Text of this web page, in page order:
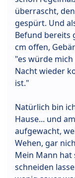
überrascht,
gespürt. Und
Befund
cm offen,
"es würde
Nacht wieder
ist."
Natürlich bin
Hause... und
aufgewacht,
Wehen, gar
Mein Mann hat
schneiden